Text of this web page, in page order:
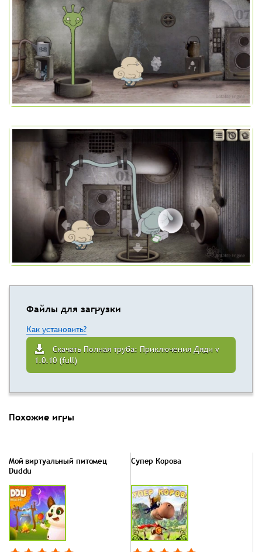
Файлы для загрузки
Как установить?
Скачать Полная труба: Приключения Дяди v
1.0.10 (full)
Похожие игры
Мой виртуальный питомец
Duddu
Супер Корова